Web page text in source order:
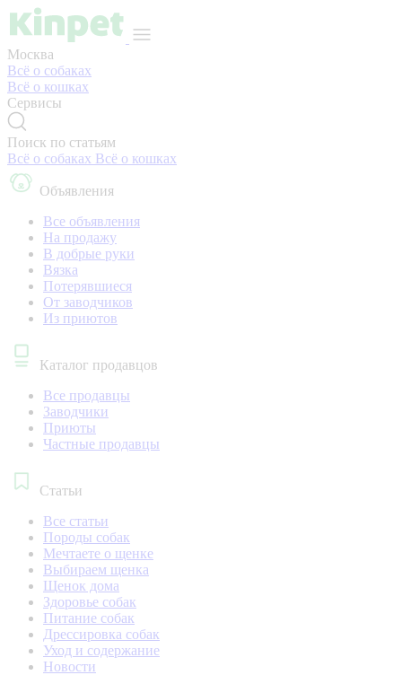
Москва
Всё о собаках
Всё о кошках
Сервисы
Поиск по статьям
Всё о собаках Всё о кошках
Объявления
Все объявления
На продажу
В добрые руки
Вязка
Потерявшиеся
От заводчиков
Из приютов
Каталог продавцов
Все продавцы
Заводчики
Приюты
Частные продавцы
Статьи
Все статьи
Породы собак
Мечтаете о щенке
Выбираем щенка
Щенок дома
Здоровье собак
Питание собак
Дрессировка собак
Уход и содержание
Новости